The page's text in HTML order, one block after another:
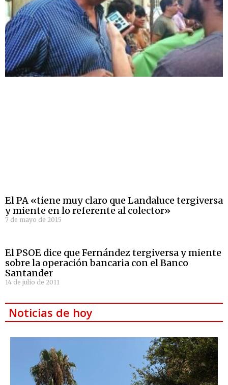
El PA «tiene muy claro que Landaluce tergiversa
y miente en lo referente al colector»
7 de mayo de 2015
El PSOE dice que Fernández tergiversa y miente
sobre la operación bancaria con el Banco
Santander
14 de julio de 2011
Noticias de hoy